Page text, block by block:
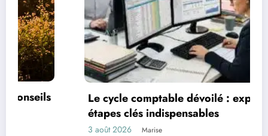
Le cycle comptable dévoilé : explorez les 9
étapes clés indispensables
Marise